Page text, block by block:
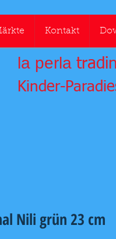
la perla
Kinder-
Kontakt
Nili grün 23 cm